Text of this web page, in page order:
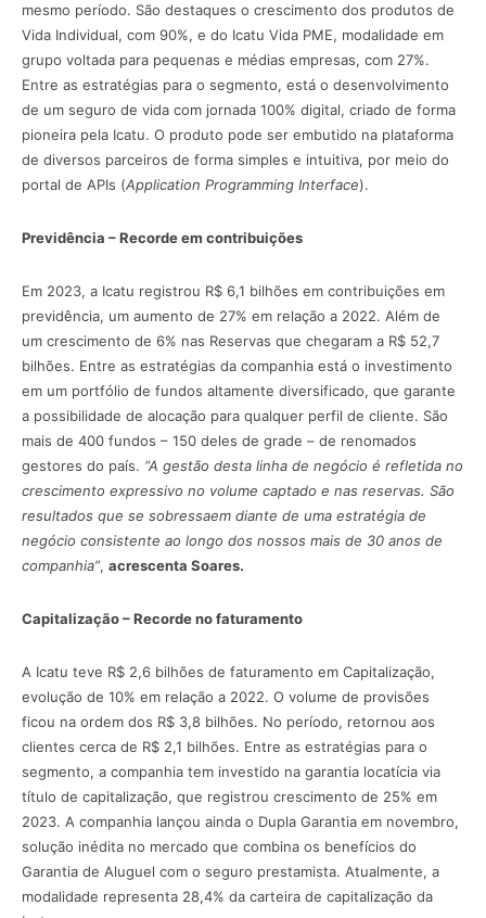
mesmo período. São destaques o crescimento dos produtos de
Vida Individual, com 90%, e do Icatu Vida PME, modalidade em
grupo voltada para pequenas e médias empresas, com 27%.
Entre as estratégias para o segmento, está o desenvolvimento
de um seguro de vida com jornada 100% digital, criado de forma
pioneira pela Icatu. O produto pode ser embutido na plataforma
de diversos parceiros de forma simples e intuitiva, por meio do
portal de APIs (Application Programming Interface).
Previdência – Recorde em contribuições
Em 2023, a Icatu registrou R$ 6,1 bilhões em contribuições em
previdência, um aumento de 27% em relação a 2022. Além de
um crescimento de 6% nas Reservas que chegaram a R$ 52,7
bilhões. Entre as estratégias da companhia está o investimento
em um portfólio de fundos altamente diversificado, que garante
a possibilidade de alocação para qualquer perfil de cliente. São
mais de 400 fundos – 150 deles de grade – de renomados
gestores do país. “A gestão desta linha de negócio é refletida no
crescimento expressivo no volume captado e nas reservas. São
resultados que se sobressaem diante de uma estratégia de
negócio consistente ao longo dos nossos mais de 30 anos de
companhia”, acrescenta Soares.
Capitalização – Recorde no faturamento
A Icatu teve R$ 2,6 bilhões de faturamento em Capitalização,
evolução de 10% em relação a 2022. O volume de provisões
ficou na ordem dos R$ 3,8 bilhões. No período, retornou aos
clientes cerca de R$ 2,1 bilhões. Entre as estratégias para o
segmento, a companhia tem investido na garantia locatícia via
título de capitalização, que registrou crescimento de 25% em
2023. A companhia lançou ainda o Dupla Garantia em novembro,
solução inédita no mercado que combina os benefícios do
Garantia de Aluguel com o seguro prestamista. Atualmente, a
modalidade representa 28,4% da carteira de capitalização da